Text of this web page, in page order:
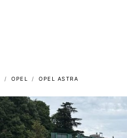
OPEL OPEL ASTRA